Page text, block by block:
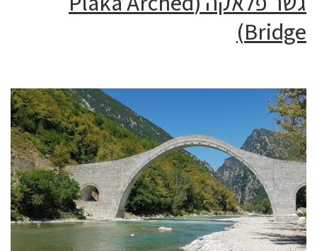
Bridge)